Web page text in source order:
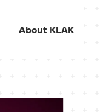
About KLAK